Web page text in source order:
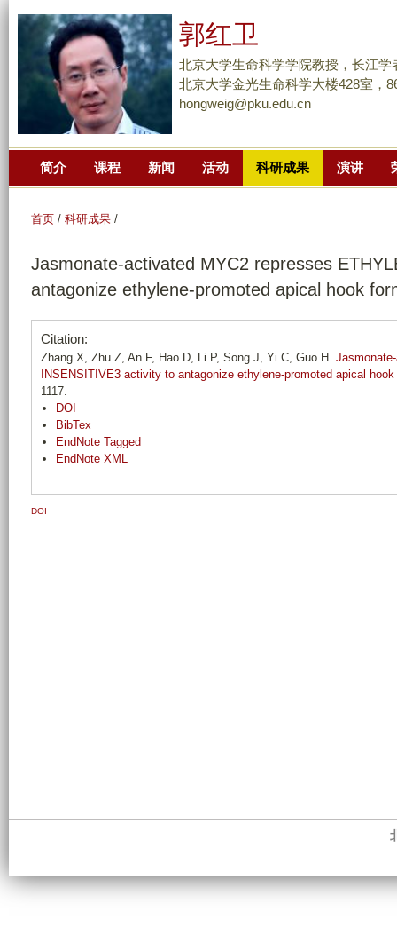
到
主
分
郭红卫
北京大学生命科学学院教授，长江学
北京大学金光生命科学大楼428室，
hongweig@pku.edu.cn
简介 课程 新闻 活动 科研成果 演讲
首页 / 科研成果 /
Jasmonate-activated MYC2 represses
antagonize ethylene-promoted apical hook
Citation:
Zhang X, Zhu Z, An F, Hao D, Li P, Song J, Yi C, Guo H.
INSENSITIVE3 activity to antagonize ethylene-promoted apical
1117.
DOI
BibTex
EndNote Tagged
EndNote XML
DOI